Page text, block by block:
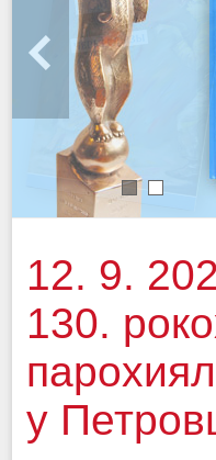
1 2
12. 9.
130.
у